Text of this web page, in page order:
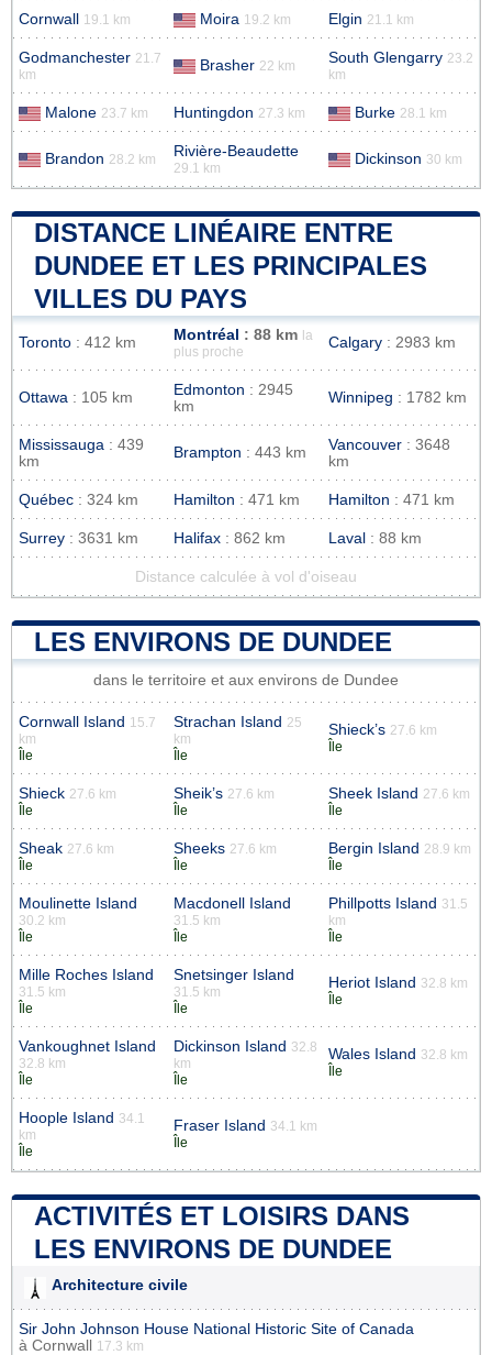
Cornwall 19.1 km Moira 19.2 km Elgin 21.1 km
Godmanchester 21.7
km
Brasher 22 km South Glengarry 23.2
km
Malone 23.7 km Huntingdon 27.3 km Burke 28.1 km
Brandon 28.2 km Rivière-Beaudette
29.1 km
Dickinson 30 km
DISTANCE LINÉAIRE ENTRE
DUNDEE ET LES PRINCIPALES
VILLES DU PAYS
Toronto : 412 km Montréal : 88 km
la
plus proche
Calgary : 2983 km
Ottawa : 105 km Edmonton : 2945
km
Winnipeg : 1782 km
Mississauga : 439
km
Brampton : 443 km Vancouver : 3648
km
Québec : 324 km Hamilton : 471 km Hamilton : 471 km
Surrey : 3631 km Halifax : 862 km Laval : 88 km
Distance calculée à vol d'oiseau
LES ENVIRONS DE DUNDEE
dans le territoire et aux environs de Dundee
Cornwall Island 15.7
km
Île
Strachan Island 25
km
Île
Shieck’s 27.6 km
Île
Shieck 27.6 km
Île
Sheik’s 27.6 km
Île
Sheek Island 27.6 km
Île
Sheak 27.6 km
Île
Sheeks 27.6 km
Île
Bergin Island 28.9 km
Île
Moulinette Island
30.2 km
Île
Macdonell Island
31.5 km
Île
Phillpotts Island 31.5
km
Île
Mille Roches Island
31.5 km
Île
Snetsinger Island
31.5 km
Île
Heriot Island 32.8 km
Île
Vankoughnet Island
32.8 km
Île
Dickinson Island 32.8
km
Île
Wales Island 32.8 km
Île
Hoople Island 34.1
km
Île
Fraser Island 34.1 km
Île
ACTIVITÉS ET LOISIRS DANS
LES ENVIRONS DE DUNDEE
Architecture civile
Sir John Johnson House National Historic Site of Canada
à Cornwall 17.3 km